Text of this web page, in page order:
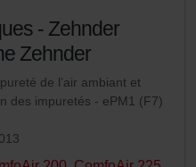
- Zehnder
Zehnder
de l’air ambiant et
des impuretés - ePM1 (F7)